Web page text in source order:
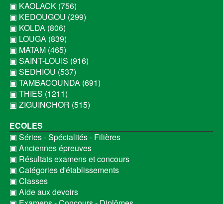
▣ KAOLACK (756)
▣ KEDOUGOU (299)
▣ KOLDA (806)
▣ LOUGA (839)
▣ MATAM (465)
▣ SAINT-LOUIS (916)
▣ SEDHIOU (537)
▣ TAMBACOUNDA (691)
▣ THIES (1211)
▣ ZIGUINCHOR (515)
ECOLES
▣ Séries - Spécialités - Filières
▣ Anciennes épreuves
▣ Résultats examens et concours
▣ Catégories d'établissements
▣ Classes
▣ Aide aux devoirs